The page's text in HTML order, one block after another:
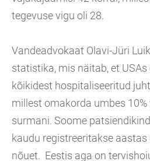
tegevuse vigu oli 28.
Vandeadvokaat Olavi-Jüri
statistika, mis näitab, et
kõikidest hospitaliseeritud
millest omakorda umbes
surmani. Soome
kaudu registreeritakse
nõuet. Eestis aga on